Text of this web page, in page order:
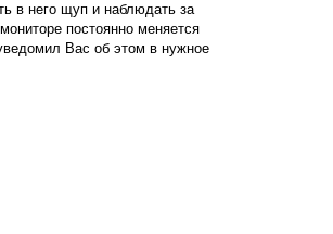
в него щуп и наблюдать за
постоянно меняется
Вас об этом в нужное